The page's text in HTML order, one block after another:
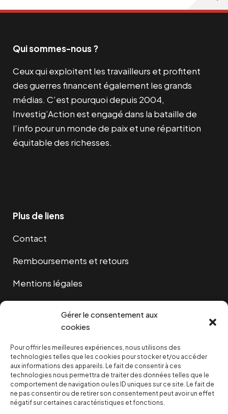
Gérer le consentement aux
cookies
Pour offrir les meilleures expériences, nous utilisons des
technologies telles que les cookies pour stocker et/ou accéder
aux informations des appareils. Le fait de consentir à ces
technologies nous permettra de traiter des données telles que le
comportement de navigation ou les ID uniques sur ce site. Le fait de
ne pas consentir ou de retirer son consentement peut avoir un effet
négatif sur certaines caractéristiques et fonctions.
Qui sommes-nous ?
Ceux qui exploitent les travailleurs et profitent
des guerres financent également les grands
médias. C’est pourquoi depuis 2004,
Investig’Action est engagé dans la bataille de
l’info pour un monde de paix et une répartition
équitable des richesses.
Plus de liens
Contact
Remboursements et retours
Mentions légales
NOUS SOUTENIR
NOTRE NEWSLETTER